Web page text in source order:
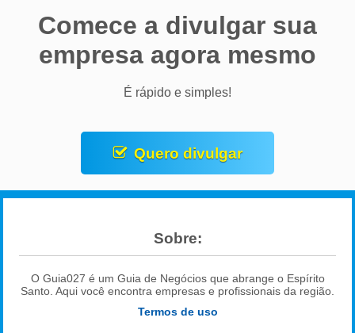
Comece a divulgar sua
empresa agora mesmo
É rápido e simples!
Quero divulgar
Sobre:
O Guia027 é um Guia de Negócios que abrange o Espírito
Santo. Aqui você encontra empresas e profissionais da região.
Termos de uso